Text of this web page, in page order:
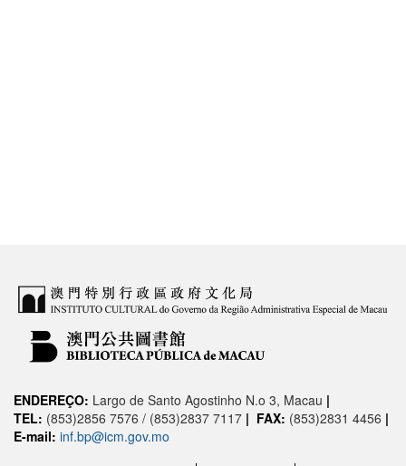
ENDEREÇO: Largo de Santo Agostinho N.o 3, Macau |
TEL: (853)2856 7576 / (853)2837 7117 | FAX: (853)2831 4456 |
E-mail: inf.bp@icm.gov.mo